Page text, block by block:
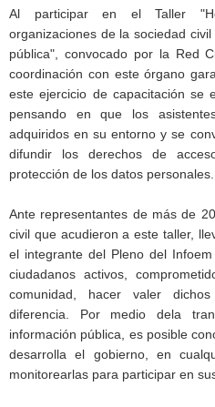
Al participar en el Taller
organizaciones de la sociedad
pública", convocado por la Red
coordinación con este órgano
este ejercicio de capacitación se
pensando en que los
adquiridos en su entorno y se
difundir los derechos de
protección de los datos personales.
Ante representantes de más de
civil que acudieron a este taller,
el integrante del Pleno del
ciudadanos activos,
comunidad, hacer valer
diferencia. Por medio dela
información pública, es posible
desarrolla el gobierno, en
monitorearlas para participar en